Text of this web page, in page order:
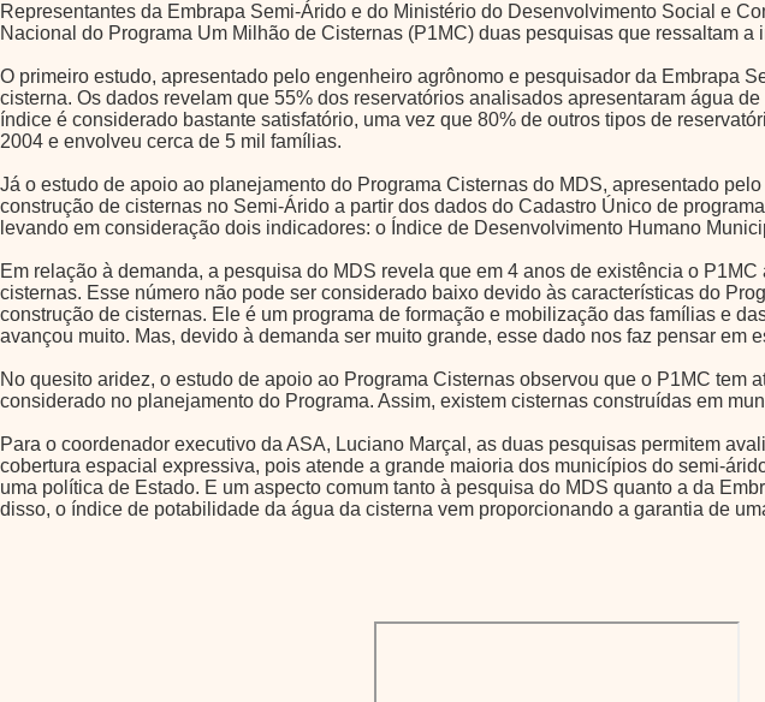
Representantes da Embrapa Semi-Árido e do Ministério do Desenvolvimento Social e
Nacional do Programa Um Milhão de Cisternas (P1MC) duas pesquisas que ressaltam
O primeiro estudo, apresentado pelo engenheiro agrônomo e pesquisador da Embrapa
cisterna. Os dados revelam que 55% dos reservatórios analisados apresentaram água
índice é considerado bastante satisfatório, uma vez que 80% de outros tipos de
2004 e envolveu cerca de 5 mil famílias.
Já o estudo de apoio ao planejamento do Programa Cisternas do MDS, apresentado
construção de cisternas no Semi-Árido a partir dos dados do Cadastro Único de
levando em consideração dois indicadores: o Índice de Desenvolvimento Humano
Em relação à demanda, a pesquisa do MDS revela que em 4 anos de existência o
cisternas. Esse número não pode ser considerado baixo devido às características do
construção de cisternas. Ele é um programa de formação e mobilização das famílias e
avançou muito. Mas, devido à demanda ser muito grande, esse dado nos faz pensar em
No quesito aridez, o estudo de apoio ao Programa Cisternas observou que o P1MC
considerado no planejamento do Programa. Assim, existem cisternas construídas em
Para o coordenador executivo da ASA, Luciano Marçal, as duas pesquisas permitem
cobertura espacial expressiva, pois atende a grande maioria dos municípios do semi-
uma política de Estado. E um aspecto comum tanto à pesquisa do MDS quanto a da
disso, o índice de potabilidade da água da cisterna vem proporcionando a garantia de